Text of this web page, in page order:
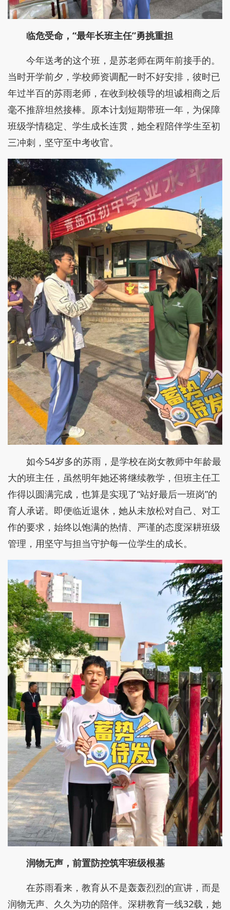
临危受命，“最年长班主任”勇挑重担
今年送考的这个班，是苏老师在两年前接手的。
当时开学前夕，学校师资调配一时不好安排，彼时已
年过半百的苏雨老师，在收到校领导的坦诚相商之后
毫不推辞坦然接棒。原本计划短期带班一年，为保障
班级学情稳定、学生成长连贯，她全程陪伴学生至初
三冲刺，坚守至中考收官。
如今54岁多的苏雨，是学校在岗女教师中年龄最
大的班主任，虽然明年她还将继续教学，但班主任工
作得以圆满完成，也算是实现了“站好最后一班岗”的
育人承诺。即便临近退休，她从未放松对自己、对工
作的要求，始终以饱满的热情、严谨的态度深耕班级
管理，用坚守与担当守护每一位学生的成长。
润物无声，前置防控筑牢班级根基
在苏雨看来，教育从不是轰轰烈烈的宣讲，而是
润物无声、久久为功的陪伴。深耕教育一线32载，她